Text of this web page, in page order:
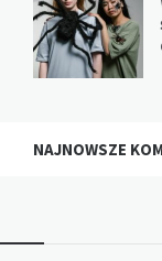
NAJNOWSZE